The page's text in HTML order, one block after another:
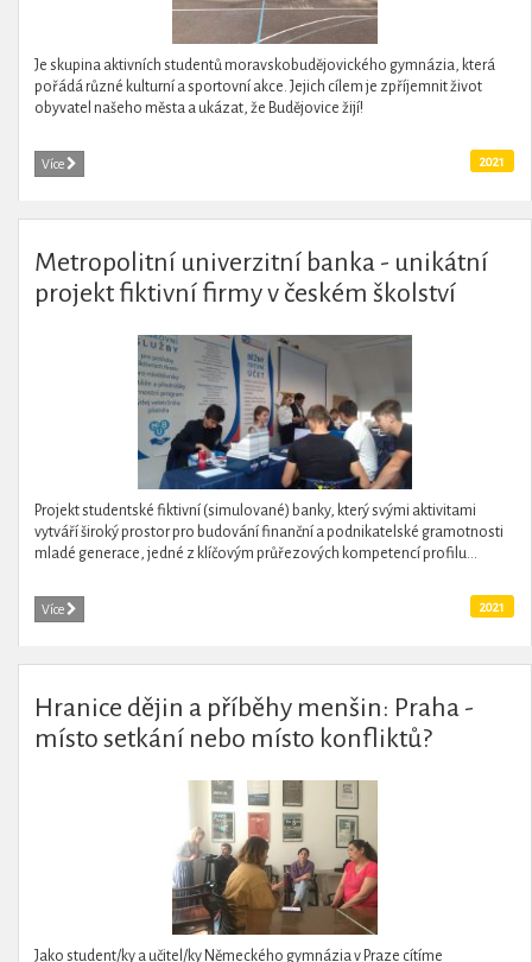
Je skupina aktivních studentů moravskobudějovického gymnázia, která
pořádá různé kulturní a sportovní akce. Jejich cílem je zpříjemnit život
obyvatel našeho města a ukázat, že Budějovice žijí!
Více 2021
Metropolitní univerzitní banka - unikátní
projekt fiktivní firmy v českém školství
Projekt studentské fiktivní (simulované) banky, který svými aktivitami
vytváří široký prostor pro budování finanční a podnikatelské gramotnosti
mladé generace, jedné z klíčovým průřezových kompetencí profilu...
Více 2021
Hranice dějin a příběhy menšin: Praha -
místo setkání nebo místo konfliktů?
Jako student/ky a učitel/ky Německého gymnázia v Praze cítíme